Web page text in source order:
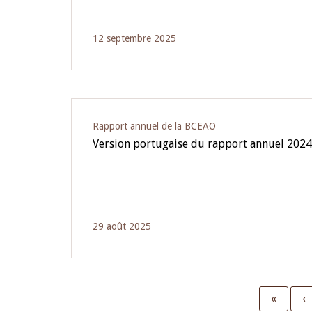
12 septembre 2025
Rapport annuel de la BCEAO
Version portugaise du rapport annuel 2024
29 août 2025
First
« ‹